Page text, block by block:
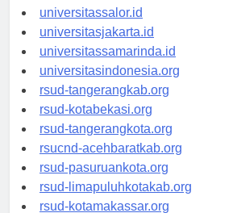
universitaswalesi.id
universitassalor.id
universitasjakarta.id
universitassamarinda.id
universitasindonesia.org
rsud-tangerangkab.org
rsud-kotabekasi.org
rsud-tangerangkota.org
rsucnd-acehbaratkab.org
rsud-pasuruankota.org
rsud-limapuluhkotakab.org